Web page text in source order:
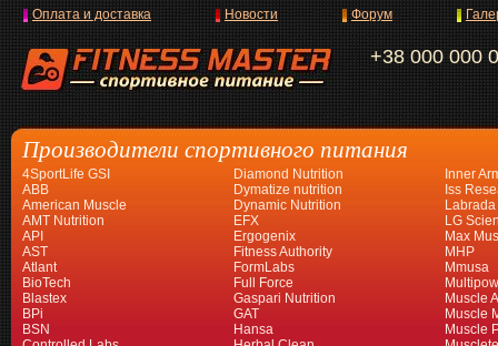
+38 000 000
Оплата и доставка Новости Форум
Производители спортивного питания
4SportLife GSI
ABB
American Muscle
AMT Nutrition
API
AST
Atlant
BioTech
Blastex
BPi
BSN
Diamond Nutrition
Dymatize nutrition
Dynamic Nutrition
EFX
Ergogenix
Fitness Authority
FormLabs
Full Force
Gaspari Nutrition
GAT
Hansa
Inner
Iss
Labrada
LG
Max
MHP
Mmusa
Muscle
Muscle
Muscle